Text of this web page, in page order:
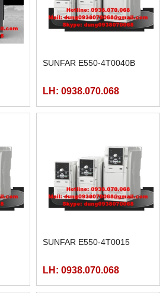
SUNFAR E550-4T0040B
LH: 0938.070.068
SUNFAR E550-4T0015
LH: 0938.070.068